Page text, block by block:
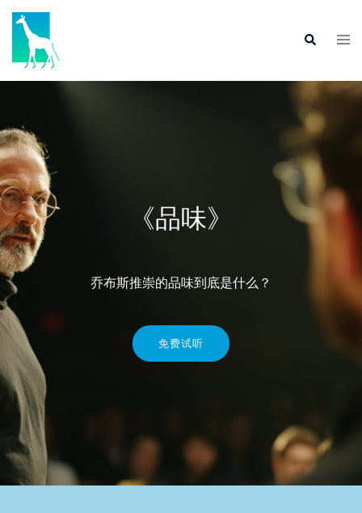
《品味》
乔布斯推崇的品味到底是什么？
免费试听